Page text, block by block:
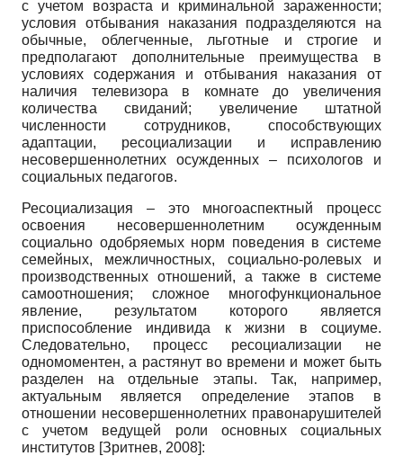
с учетом возраста и криминальной зараженности;
условия отбывания наказания подразделяются на
обычные, облегченные, льготные и строгие и
предполагают дополнительные преимущества в
условиях содержания и отбывания наказания от
наличия телевизора в комнате до увеличения
количества свиданий; увеличение штатной
численности сотрудников, способствующих
адаптации, ресоциализации и исправлению
несовершеннолетних осужденных – психологов и
социальных педагогов.
Ресоциализация – это многоаспектный процесс
освоения несовершеннолетним осужденным
социально одобряемых норм поведения в системе
семейных, межличностных, социально-ролевых и
производственных отношений, а также в системе
самоотношения; сложное многофункциональное
явление, результатом которого является
приспособление индивида к жизни в социуме.
Следовательно, процесс ресоциализации не
одномоментен, а растянут во времени и может быть
разделен на отдельные этапы. Так, например,
актуальным является определение этапов в
отношении несовершеннолетних правонарушителей
с учетом ведущей роли основных социальных
институтов [Зритнев, 2008]: